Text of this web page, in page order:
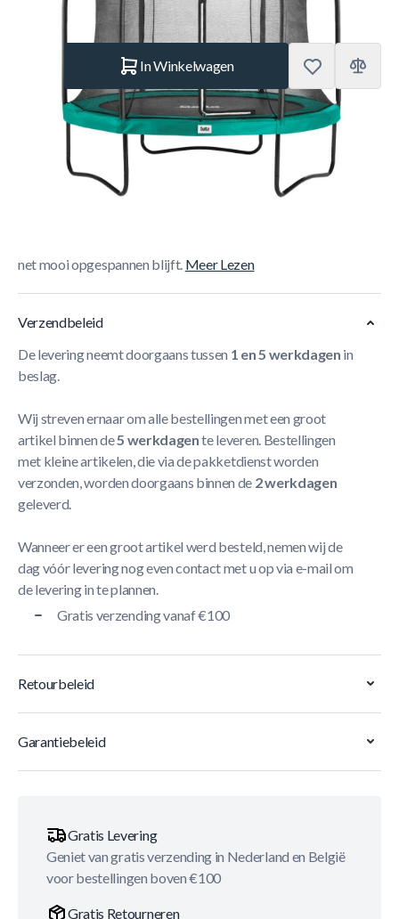
€ 499.– Op voorraad
In Winkelwagen
Korte Beschrijving
De Salta Comfort Edition Trampoline is een veilige
trampoline die we standaard met veiligheidsnet leveren.
net mooi opgespannen blijft. Meer Lezen
Verzendbeleid
De levering neemt doorgaans tussen 1 en 5 werkdagen in
beslag.
Wij streven ernaar om alle bestellingen met een groot
artikel binnen de5 werkdagente leveren. Bestellingen
met kleine artikelen, die via de pakketdienst worden
verzonden, worden doorgaans binnen de 2 werkdagen
geleverd.
Wanneer er een groot artikel werd besteld, nemen wij de
dag vóór levering nog even contact met u op via e-mail om
de levering in te plannen.
Gratis verzending vanaf €100
Retourbeleid
Garantiebeleid
Gratis Levering
Geniet van gratis verzending in Nederland en België
voor bestellingen boven €100
Gratis Retourneren